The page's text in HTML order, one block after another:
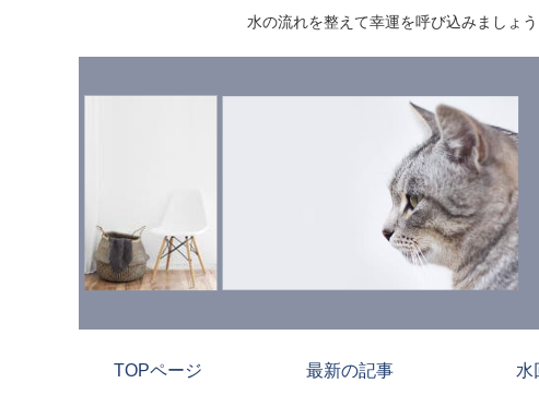
水の流れを整えて幸運を呼び込みましょ
TOPページ 最新の記事 水